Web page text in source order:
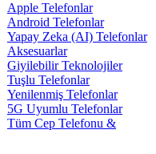
Apple Telefonlar
Android Telefonlar
Yapay Zeka (AI) Telefonlar
Aksesuarlar
Giyilebilir Teknolojiler
Tuşlu Telefonlar
Yenilenmiş Telefonlar
5G Uyumlu Telefonlar
Tüm Cep Telefonu &